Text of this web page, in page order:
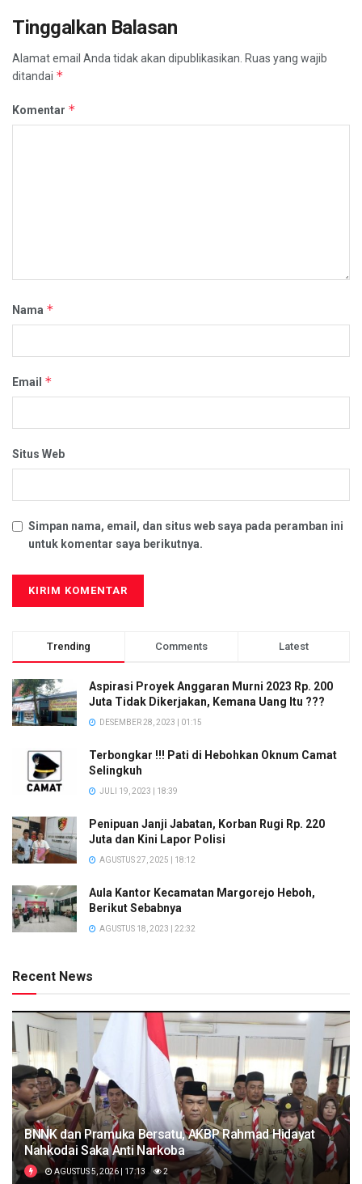
Tinggalkan Balasan
Alamat email Anda tidak akan dipublikasikan. Ruas yang wajib
ditandai *
Komentar *
Nama *
Email *
Situs Web
Simpan nama, email, dan situs web saya pada peramban ini
untuk komentar saya berikutnya.
Trending Comments Latest
Aspirasi Proyek Anggaran Murni 2023 Rp. 200
Juta Tidak Dikerjakan, Kemana Uang Itu ???
DESEMBER 28, 2023 | 01:15
Terbongkar !!! Pati di Hebohkan Oknum Camat
Selingkuh
JULI 19, 2023 | 18:39
Penipuan Janji Jabatan, Korban Rugi Rp. 220
Juta dan Kini Lapor Polisi
AGUSTUS 27, 2025 | 18:12
Aula Kantor Kecamatan Margorejo Heboh,
Berikut Sebabnya
AGUSTUS 18, 2023 | 22:32
Recent News
BNNK dan Pramuka Bersatu, AKBP Rahmad Hidayat
Nahkodai Saka Anti Narkoba
AGUSTUS 5, 2026 | 17:13 2